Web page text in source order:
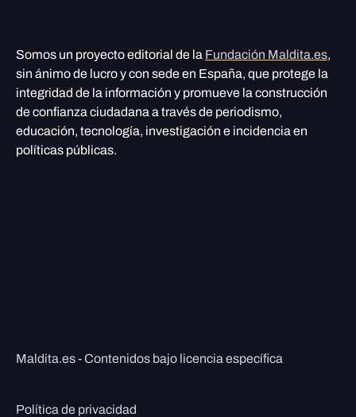
Somos un proyecto editorial de la Fundación Maldita.es,
sin ánimo de lucro y con sede en España, que protege la
integridad de la información y promueve la construcción
de confianza ciudadana a través de periodismo,
educación, tecnología, investigación e incidencia en
políticas públicas.
Maldita.es - Contenidos bajo licencia específica
Política de privacidad